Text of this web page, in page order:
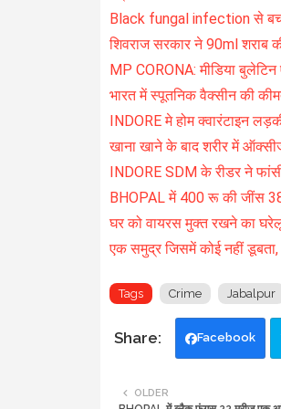
Black fungal infection से
शिवराज सरकार ने 90ml शराब
MP CORONA: मीडिया
भारत में स्पूतनिक वैक्सीन की कीमत
INDORE मे होम क्वारंटाइन
खाना खाने के बाद शरीर में
INDORE SDM के रीडर ने
BHOPAL में 400 रू की जींस
घर को वायरस मुक्त रखने का
एक समुद्र जिसमें कोई नहीं
Tags Crime Jabalpur
Facebook
OLDER